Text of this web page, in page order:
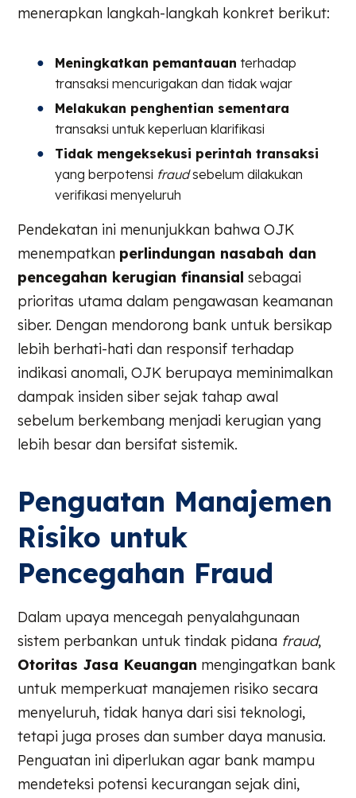
menerapkan langkah-langkah konkret berikut:
Meningkatkan pemantauan terhadap
transaksi mencurigakan dan tidak wajar
Melakukan penghentian sementara
transaksi untuk keperluan klarifikasi
Tidak mengeksekusi perintah transaksi
yang berpotensi fraudsebelum dilakukan
verifikasi menyeluruh
Pendekatan ini menunjukkan bahwa OJK
menempatkan perlindungan nasabah dan
pencegahan kerugian finansial sebagai
prioritas utama dalam pengawasan keamanan
siber. Dengan mendorong bank untuk bersikap
lebih berhati-hati dan responsif terhadap
indikasi anomali, OJK berupaya meminimalkan
dampak insiden siber sejak tahap awal
sebelum berkembang menjadi kerugian yang
lebih besar dan bersifat sistemik.
Penguatan Manajemen
Risiko untuk
Pencegahan Fraud
Dalam upaya mencegah penyalahgunaan
sistem perbankan untuk tindak pidana fraud,
Otoritas Jasa Keuangan mengingatkan bank
untuk memperkuat manajemen risiko secara
menyeluruh, tidak hanya dari sisi teknologi,
tetapi juga proses dan sumber daya manusia.
Penguatan ini diperlukan agar bank mampu
mendeteksi potensi kecurangan sejak dini,